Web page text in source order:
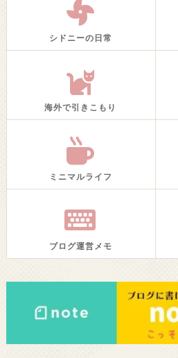
シドニーの日常
海外で引きこもり
ミニマルライフ
ブログ運営メモ